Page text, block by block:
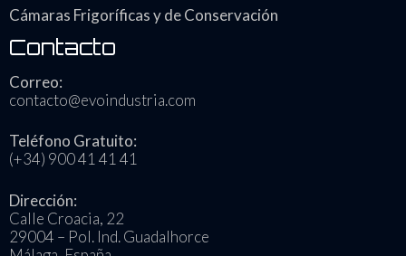
Cámaras Frigoríficas y de Conservación
Contacto
Correo:
contacto@evoindustria.com
Teléfono Gratuito:
(+34) 900 41 41 41
Dirección:
Calle Croacia, 22
29004 – Pol. Ind. Guadalhorce